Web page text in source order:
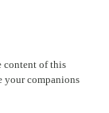
de votre